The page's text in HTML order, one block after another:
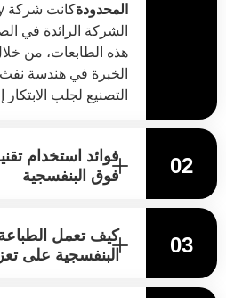
المحدودة
الشركة الرائدة في
هذه الطابعات، من
الخبرة في هندسة
التصنيع لجلب
02
فوائد استخدام
فوق البنفسجية
03
كيف تعمل
البنفسجية على